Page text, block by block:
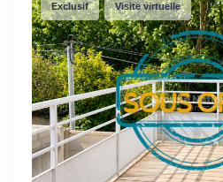
Exclusif Visite virtuelle